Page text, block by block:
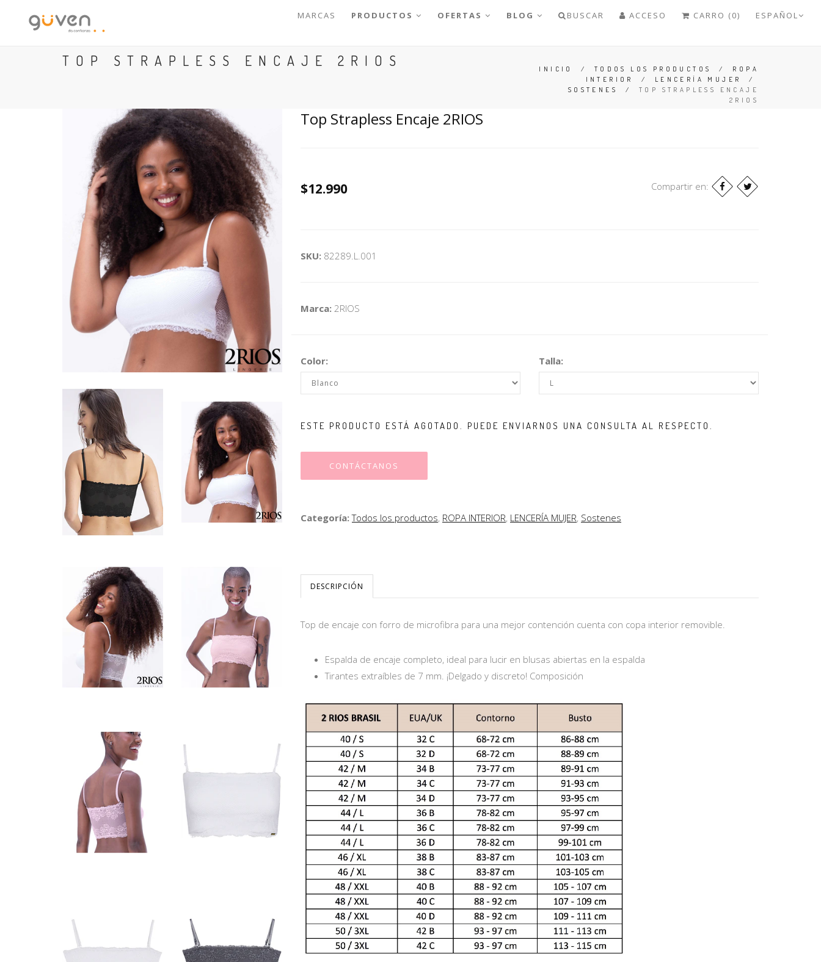
MARCAS PRODUCTOS OFERTAS BLOG BUSCAR ACCESO CARRO (0) ESPAÑOL
TOP STRAPLESS ENCAJE 2RIOS INICIO / TODOS LOS PRODUCTOS / ROPA
INTERIOR
/ LENCERÍA MUJER
/
SOSTENES
/ TOP STRAPLESS ENCAJE
2RIOS
Top Strapless Encaje 2RIOS
$12.990 Compartir en:
SKU: 82289.L.001
Marca: 2RIOS
Color: Talla:
ESTE PRODUCTO ESTÁ AGOTADO. PUEDE ENVIARNOS UNA CONSULTA AL RESPECTO.
CONTÁCTANOS
Categoría:Todos los productos, ROPA INTERIOR, LENCERÍA MUJER, Sostenes
DESCRIPCIÓN
Top de encaje con forro de microfibra para una mejor contención cuenta con copa interior removible.
Espalda de encaje completo, ideal para lucir en blusas abiertas en la espalda
Tirantes extraíbles de 7 mm. ¡Delgado y discreto! Composición